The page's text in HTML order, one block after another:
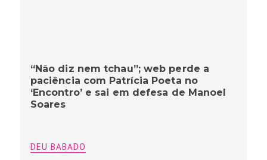
“Não diz nem tchau”; web perde a
paciência com Patrícia Poeta no
‘Encontro’ e sai em defesa de Manoel
Soares
DEU BABADO